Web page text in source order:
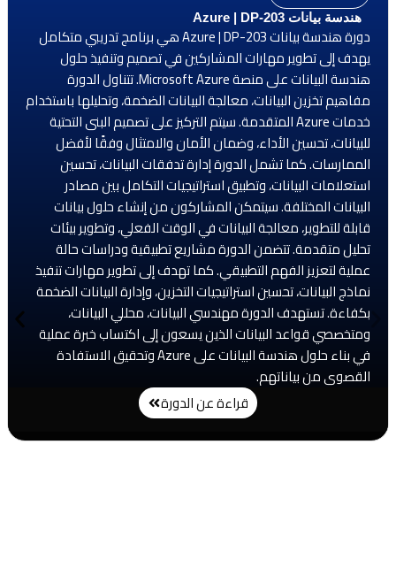
هندسة بيانات Azure | DP-203
دورة هندسة بيانات Azure | DP-203 هي برنامج تدريبي متكامل
يهدف إلى تطوير مهارات المشاركين في تصميم وتنفيذ حلول
هندسة البيانات على منصة Microsoft Azure. تتناول الدورة
مفاهيم تخزين البيانات، معالجة البيانات الضخمة، وتحليلها باستخدام
خدمات Azure المتقدمة. سيتم التركيز على تصميم البنى التحتية
للبيانات، تحسين الأداء، وضمان الأمان والامتثال وفقًا لأفضل
الممارسات. كما تشمل الدورة إدارة تدفقات البيانات، تحسين
استعلامات البيانات، وتطبيق استراتيجيات التكامل بين مصادر
البيانات المختلفة. سيتمكن المشاركون من إنشاء حلول بيانات
قابلة للتطوير، معالجة البيانات في الوقت الفعلي، وتطوير بيئات
تحليل متقدمة. تتضمن الدورة مشاريع تطبيقية ودراسات حالة
عملية لتعزيز الفهم التطبيقي. كما تهدف إلى تطوير مهارات تنفيذ
نماذج البيانات، تحسين استراتيجيات التخزين، وإدارة البيانات الضخمة
بكفاءة. تستهدف الدورة مهندسي البيانات، محللي البيانات،
ومتخصصي قواعد البيانات الذين يسعون إلى اكتساب خبرة عملية
في بناء حلول هندسة البيانات على Azure وتحقيق الاستفادة
القصوى من بياناتهم.
قراءة عن الدورة